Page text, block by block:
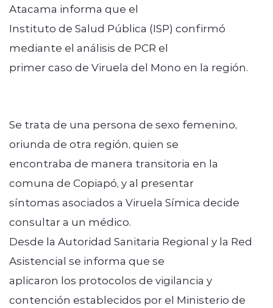
Atacama informa que el
Instituto de Salud Pública (ISP) confirmó
mediante el análisis de PCR el
primer caso de Viruela del Mono en la región.
Se trata de una persona de sexo femenino,
oriunda de otra región, quien se
encontraba de manera transitoria en la
comuna de Copiapó, y al presentar
síntomas asociados a Viruela Símica decide
consultar a un médico.
Desde la Autoridad Sanitaria Regional y la Red
Asistencial se informa que se
aplicaron los protocolos de vigilancia y
contención establecidos por el Ministerio de